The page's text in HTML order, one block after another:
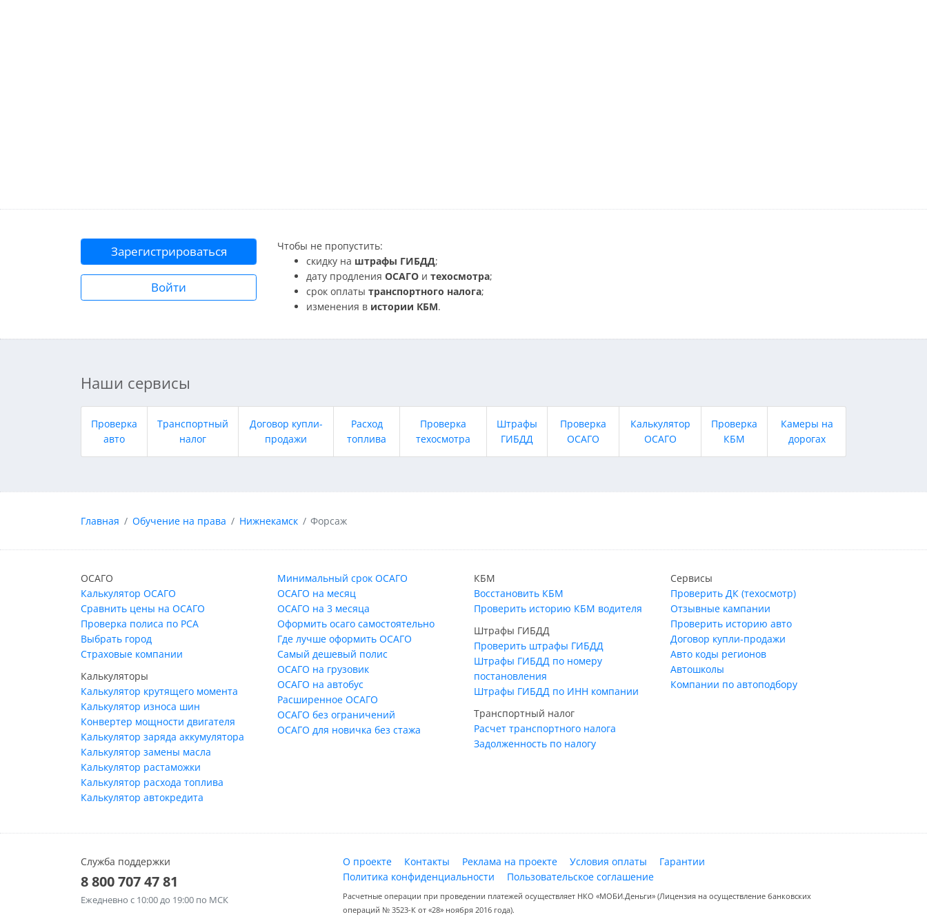
Зарегистрироваться
Войти
Чтобы не пропустить:
скидку на штрафы ГИБДД;
дату продления ОСАГО и техосмотра;
срок оплаты транспортного налога;
изменения в истории КБМ.
Наши сервисы
Проверка
авто
Транспортный
налог
Договор купли-
продажи
Расход
топлива
Проверка
техосмотра
Штрафы
ГИБДД
Проверка
ОСАГО
Калькулятор
ОСАГО
Проверка
КБМ
Камеры на
дорогах
Главная Обучение на права Нижнекамск Форсаж
ОСАГО
Калькулятор ОСАГО
Сравнить цены на ОСАГО
Проверка полиса по РСА
Выбрать город
Страховые компании
Калькуляторы
Калькулятор крутящего момента
Калькулятор износа шин
Конвертер мощности двигателя
Калькулятор заряда аккумулятора
Калькулятор замены масла
Калькулятор растаможки
Калькулятор расхода топлива
Калькулятор автокредита
Минимальный срок ОСАГО
ОСАГО на месяц
ОСАГО на 3 месяца
Оформить осаго самостоятельно
Где лучше оформить ОСАГО
Самый дешевый полис
ОСАГО на грузовик
ОСАГО на автобус
Расширенное ОСАГО
ОСАГО без ограничений
ОСАГО для новичка без стажа
КБМ
Восстановить КБМ
Проверить историю КБМ водителя
Штрафы ГИБДД
Проверить штрафы ГИБДД
Штрафы ГИБДД по номеру
постановления
Штрафы ГИБДД по ИНН компании
Транспортный налог
Расчет транспортного налога
Задолженность по налогу
Сервисы
Проверить ДК (техосмотр)
Отзывные кампании
Проверить историю авто
Договор купли-продажи
Авто коды регионов
Автошколы
Компании по автоподбору
Служба поддержки
8 800 707 47 81
Ежедневно с 10:00 до 19:00 по МСК
О проекте Контакты Реклама на проекте Условия оплаты
Гарантии
Политика конфиденциальности
Пользовательское соглашение
Расчетные операции при проведении платежей осуществляет НКО «МОБИ.Деньги» (Лицензия на осуществление банковских
операций № 3523-К от «28» ноября 2016 года).